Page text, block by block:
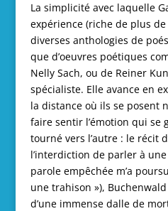
La simplicité avec laquelle
expérience (riche de plus
diverses anthologies de
que d’oeuvres poétiques
Nelly Sach, ou de Reiner
spécialiste. Elle avance en
la distance où ils se posent
faire sentir l’émotion qui se
tourné vers l’autre : le récit
l’interdiction de parler à
parole empêchée m’a
une trahison »),
d’une immense dalle de